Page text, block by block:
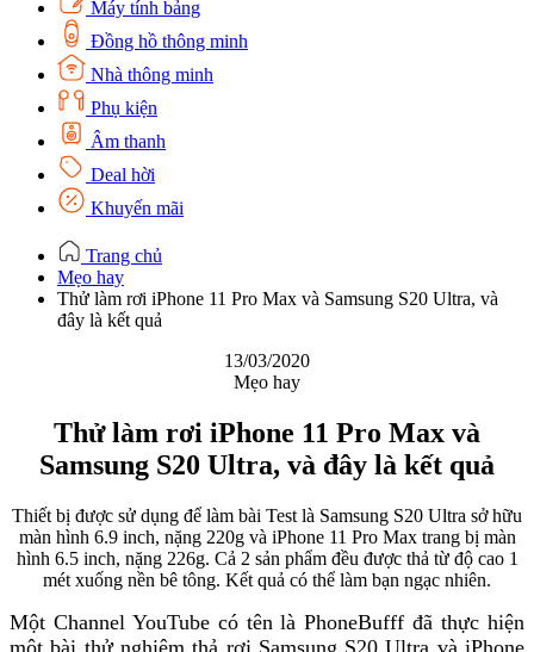
Máy tính bảng
Đồng hồ thông minh
Nhà thông minh
Phụ kiện
Âm thanh
Deal hời
Khuyến mãi
Trang chủ
Mẹo hay
Thử làm rơi iPhone 11 Pro Max và Samsung S20 Ultra, và
đây là kết quả
13/03/2020
Mẹo hay
Thử làm rơi iPhone 11 Pro Max và
Samsung S20 Ultra, và đây là kết quả
Thiết bị được sử dụng để làm bài Test là Samsung S20 Ultra sở hữu
màn hình 6.9 inch, nặng 220g và iPhone 11 Pro Max trang bị màn
hình 6.5 inch, nặng 226g. Cả 2 sản phẩm đều được thả từ độ cao 1
mét xuống nền bê tông. Kết quả có thể làm bạn ngạc nhiên.
Một Channel YouTube có tên là PhoneBufff đã thực hiện
một bài thử nghiệm thả rơi Samsung S20 Ultra và iPhone